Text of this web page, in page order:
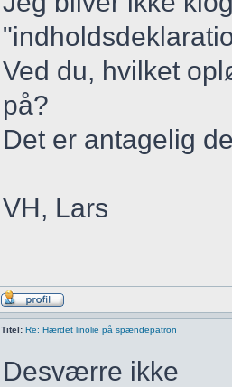
Ved du, hvilket
på?
Det er antagelig
VH, Lars
Titel: Re: Hærdet linolie på spændepatron
Desværre ikke